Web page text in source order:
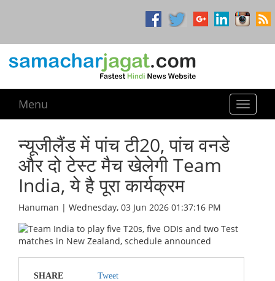
Toggle
Menu
न्यूजीलैंड में पांच टी20, पांच वनडे
और दो टेस्ट मैच खेलेगी Team
India, ये है पूरा कार्यक्रम
Hanuman | Wednesday, 03 Jun 2026 01:37:16 PM
SHARE
Tweet